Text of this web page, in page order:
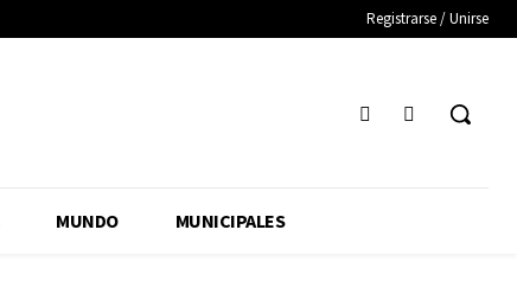
Registrarse / Unirse
MUNDO MUNICIPALES